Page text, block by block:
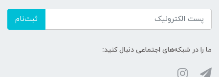
ثبت‌نام
ما را در شبکه‌های اجتماعی دنبال کنید: